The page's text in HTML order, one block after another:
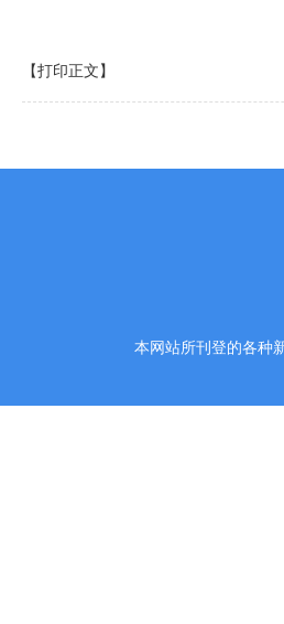
【打印正文】
本网站所刊登的各种